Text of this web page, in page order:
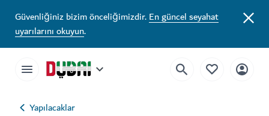
Güvenliğiniz bizim önceliğimizdir.En güncel seyahat
uyarılarını okuyun.
Yapılacaklar